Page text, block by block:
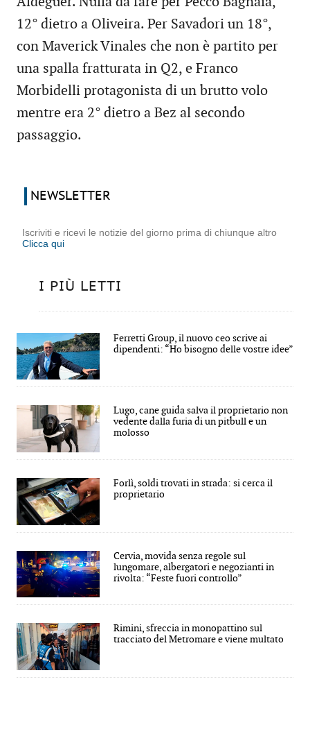
12° dietro a Oliveira. Per Savadori un 18°,
con Maverick Vinales che non è partito per
una spalla fratturata in Q2, e Franco
Morbidelli protagonista di un brutto volo
mentre era 2° dietro a Bez al secondo
passaggio.
NEWSLETTER
Iscriviti e ricevi le notizie del giorno prima di chiunque altro
Clicca qui
I PIÙ LETTI
Ferretti Group, il nuovo ceo scrive ai
dipendenti: “Ho bisogno delle vostre idee”
Lugo, cane guida salva il proprietario non
vedente dalla furia di un pitbull e un
molosso
Forlì, soldi trovati in strada: si cerca il
proprietario
Cervia, movida senza regole sul
lungomare, albergatori e negozianti in
rivolta: “Feste fuori controllo”
Rimini, sfreccia in monopattino sul
tracciato del Metromare e viene multato